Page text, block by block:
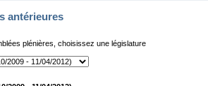
antérieures
plénières, choisissez une législature